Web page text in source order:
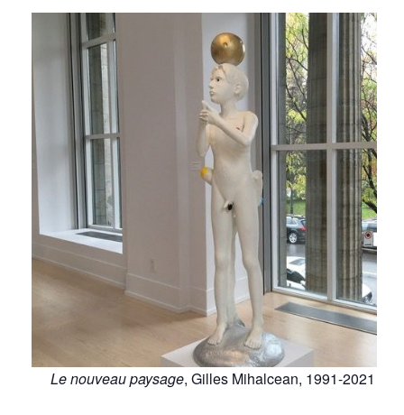
Le nouveau paysage, Gilles Mihalcean, 1991-2021